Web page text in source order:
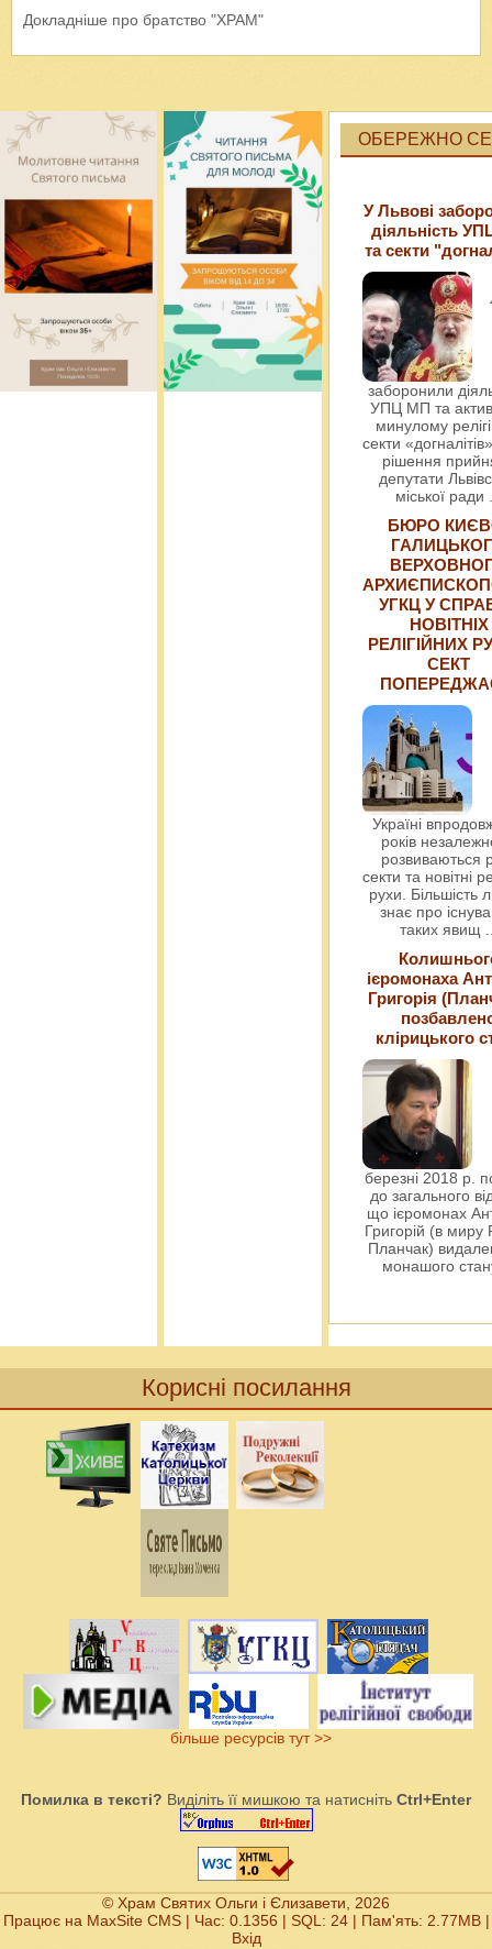
Докладніше про братство "ХРАМ"
ОБЕРЕЖНО
У Львові
діяльність
та секти
заборонили
УПЦ МП та
минулому
секти
рішення
депутати
міської ради
БЮРО
УГКЦ У
НОВІТНІХ
РЕЛІГІЙНИХ
СЕКТ
Україні
років
розвиваються
секти та новітні
рухи. Більшість
знає про
таких явищ
ієромонаха
Григорія
клірицького
березні 2018 р.
до загального
що ієромонах
Григорій (в миру
Планчак)
монашого
Корисні посилання
більше ресурсів тут >>
Помилка в тексті? Виділіть її мишкою та натисніть Ctrl+Enter
© Храм Святих Ольги і Єлизавети, 2026
Працює на MaxSite CMS| Час: 0.1356 | SQL: 24 | Пам'ять: 2.77MB|
Вхід